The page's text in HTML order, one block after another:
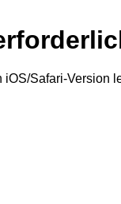
Safari-Version